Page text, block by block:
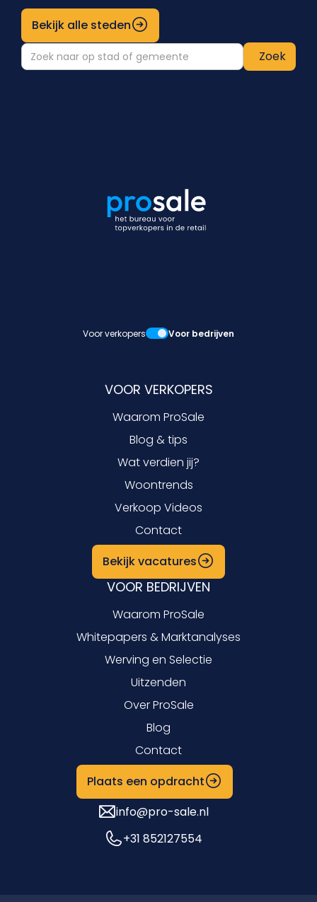
Bekijk alle steden
Voor verkopers Voor bedrijven
VOOR VERKOPERS
Waarom ProSale
Blog & tips
Wat verdien jij?
Woontrends
Verkoop Videos
Contact
Bekijk vacatures
VOOR BEDRIJVEN
Waarom ProSale
Whitepapers & Marktanalyses
Werving en Selectie
Uitzenden
Over ProSale
Blog
Contact
Plaats een opdracht
info@pro-sale.nl
+31 852127554